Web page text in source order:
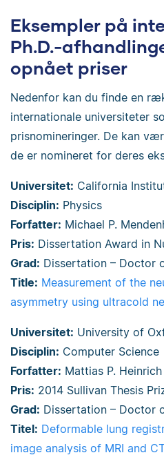
Eksempler på
Ph.D.-
opnået priser
Nedenfor kan du finde en
internationale universiteter
prisnomineringer. De kan
de er nomineret for deres
Universitet: California
Disciplin: Physics
Forfatter: Michael P.
Pris: Dissertation Award in
Grad: Dissertation – Doctor
Title: Measurement of the
asymmetry using ultracold
Universitet: University of
Disciplin: Computer Science
Forfatter: Mattias P. Heinrich
Pris: 2014 Sullivan Thesis
Grad: Dissertation – Doctor
Titel: Deformable lung
image analysis of MRI and